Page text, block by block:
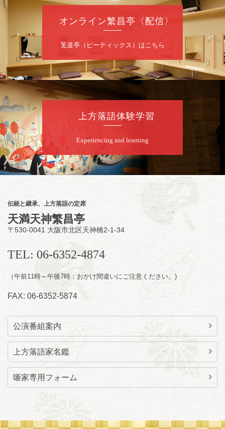
噺家が落語と芝居をしてみる会
桂米之助／桂団治郎／桂弥太郎／桂米舞／是
開演：午後6時30分（6時開場）全席指定
お問合せ：米朝事務所 06-6365-8281（平日
10時～18時）
★菟道亭配信あり
入はこちらをクリック
8月8日（土）
第2回 智之介・力造 二人会
笑福亭智之介「昭和任侠伝」「天王寺詣り」
／桂力造「桃太郎」「本膳」／桂二豆「開口
開演：午前10時（9時30分 開場
）
前売2,000円 当日 2,500円
お問合せ：智之介・力造 二人会事務局 090-
7762-6268
オンライン繁昌亭〈配信〉
莵道亭（ピーティックス）はこちら
上方落語体験学習
Experiencing and learning
伝統と継承、上方落語の定席
天満天神繁昌亭
〒530-0041 大阪市北区天神橋2-1-34
TEL: 06-6352-4874
（午前11時～午後7時：おかけ間違いにご注意ください。)
FAX: 06-6352-5874
公演番組案内
上方落語家名鑑
噺家専用フォーム